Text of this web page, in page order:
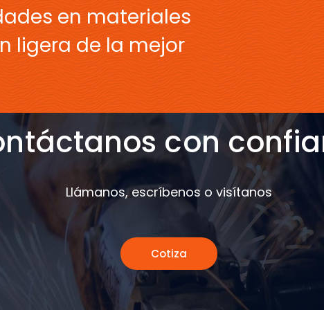
en materiales
ligera de la mejor
con
Llámanos, escríbenos o visítanos
Cotiza